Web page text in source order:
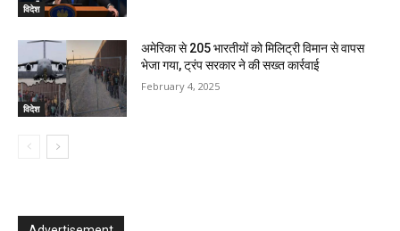
विदेश
विदेश
अमेरिका से 205 भारतीयों को मिलिट्री विमान से वापस
भेजा गया, ट्रंप सरकार ने की सख्त कार्रवाई
February 4, 2025